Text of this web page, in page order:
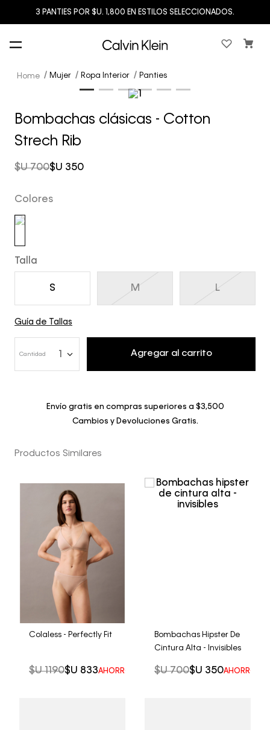
3 PANTIES POR $U. 1,800 EN ESTILOS SELECCIONADOS.
Mujer Ropa Interior Panties
Bombachas clásicas - Cotton
Strech Rib
$U 350
$U 700
Colores
Talla
S M L
Guía de Tallas
Cantidad Agregar al carrito
Envío gratis en compras superiores a $3,500
Cambios y Devoluciones Gratis.
Productos Similares
Colaless - Perfectly Fit
$U 1190$U 833AHORRO DEL 30%
Bombachas Hipster De
Cintura Alta - Invisibles
$U 700$U 350AHORRO